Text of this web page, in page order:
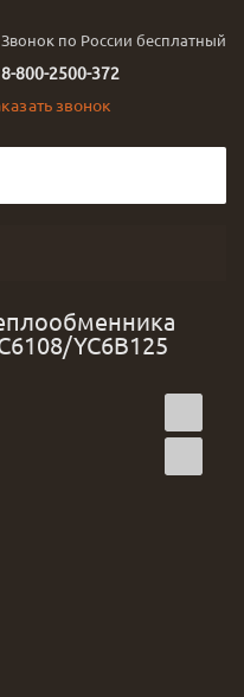
Звонок по России бесплатный
8-800-2500-372
звонок
YC6B125